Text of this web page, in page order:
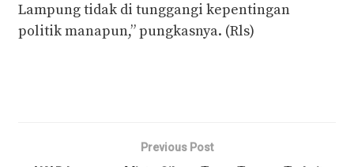
Lampung tidak di tunggangi kepentingan
politik manapun,” pungkasnya. (Rls)
Previous Post